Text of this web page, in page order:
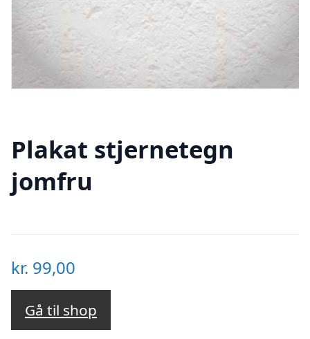
Plakat stjernetegn
jomfru
kr. 99,00
Gå til shop